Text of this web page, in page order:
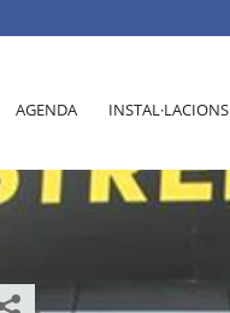
AGENDA INSTAL·LACIONS